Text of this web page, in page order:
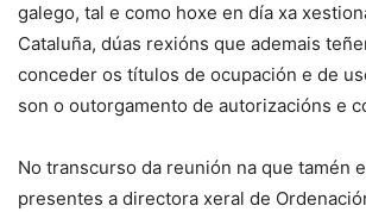
galego, tal e como hoxe en día xa
Cataluña, dúas rexións que ademais
conceder os títulos de ocupación e de
son o outorgamento de autorizacións e
No transcurso da reunión na que tamén
presentes a directora xeral de